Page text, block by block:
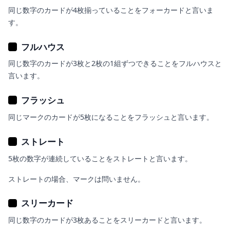
同じ数字のカードが4枚揃っていることをフォーカードと言いま
す。
フルハウス
同じ数字のカードが3枚と2枚の1組ずつできることをフルハウスと
言います。
フラッシュ
同じマークのカードが5枚になることをフラッシュと言います。
ストレート
5枚の数字が連続していることをストレートと言います。
ストレートの場合、マークは問いません。
スリーカード
同じ数字のカードが3枚あることをスリーカードと言います。